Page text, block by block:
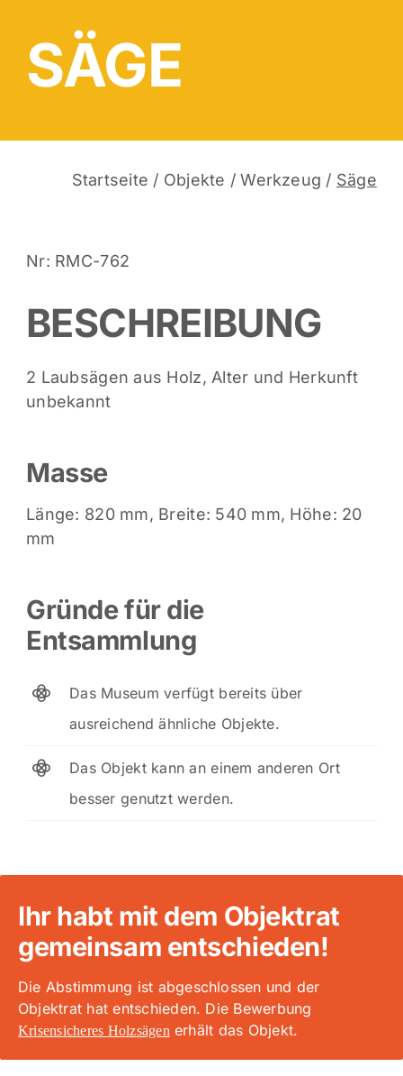
SÄGE
Startseite / Objekte /Werkzeug / Säge
Nr: RMC-762
BESCHREIBUNG
2 Laubsägen aus Holz, Alter und Herkunft
unbekannt
Masse
Länge: 820 mm, Breite: 540 mm, Höhe: 20
mm
Gründe für die
Entsammlung
Das Museum verfügt bereits über
ausreichend ähnliche Objekte.
Das Objekt kann an einem anderen Ort
besser genutzt werden.
Ihr habt mit dem Objektrat
gemeinsam entschieden!
Die Abstimmung ist abgeschlossen und der
Objektrat hat entschieden. Die Bewerbung
Krisensicheres Holzsägen erhält das Objekt.